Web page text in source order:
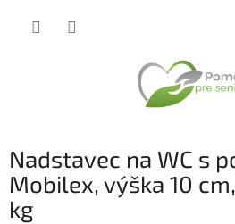
Nadstavec na WC s
Mobilex, výška 10
kg